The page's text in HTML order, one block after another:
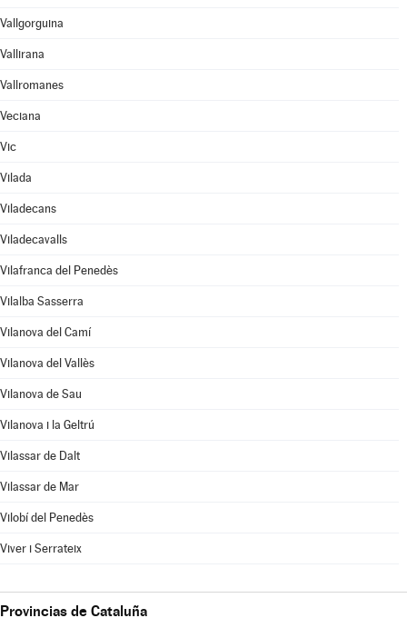
Vallgorguina
Vallirana
Vallromanes
Veciana
Vic
Vilada
Viladecans
Viladecavalls
Vilafranca del Penedès
Vilalba Sasserra
Vilanova del Camí
Vilanova del Vallès
Vilanova de Sau
Vilanova i la Geltrú
Vilassar de Dalt
Vilassar de Mar
Vilobí del Penedès
Viver i Serrateix
Provincias de Cataluña